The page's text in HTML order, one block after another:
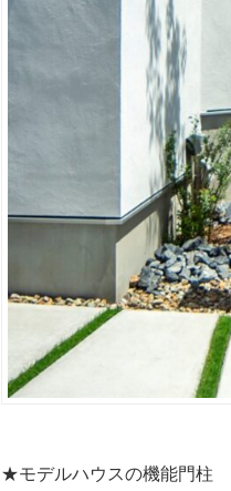
★モデルハウスの機能門柱